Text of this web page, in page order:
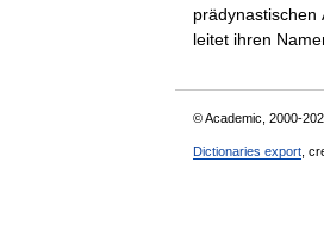
prädynastischen
leitet ihren
© Academic, 2000-
Dictionaries export ,